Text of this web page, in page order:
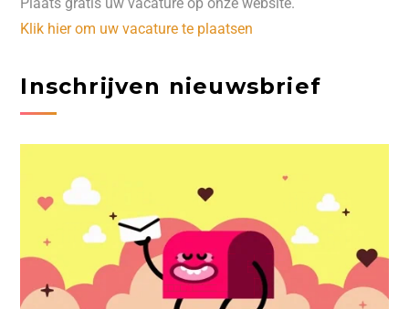
Klik hier om uw vacature te plaatsen
Inschrijven nieuwsbrief